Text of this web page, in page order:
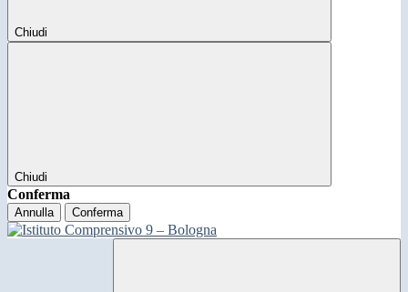
Chiudi
Chiudi
Conferma
Annulla Conferma